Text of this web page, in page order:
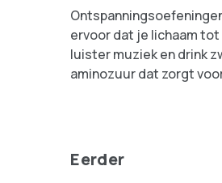
ervoor dat je lichaam
luister muziek en drink
aminozuur dat zorgt
Eerder